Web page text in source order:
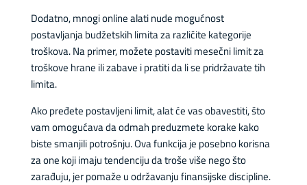
Dodatno, mnogi online alati nude mogućnost
postavljanja budžetskih limita za različite kategorije
troškova. Na primer, možete postaviti mesečni limit za
troškove hrane ili zabave i pratiti da li se pridržavate tih
limita.
Ako pređete postavljeni limit, alat će vas obavestiti, što
vam omogućava da odmah preduzmete korake kako
biste smanjili potrošnju. Ova funkcija je posebno korisna
za one koji imaju tendenciju da troše više nego što
zarađuju, jer pomaže u održavanju finansijske discipline.